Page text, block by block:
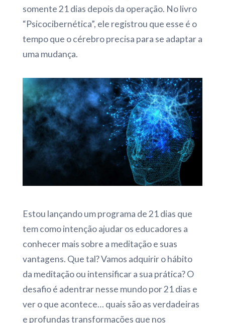
somente 21 dias depois da operação. No livro
“Psicocibernética”, ele registrou que esse é o
tempo que o cérebro precisa para se adaptar a
uma mudança.
Estou lançando um programa de 21 dias que
tem como intenção ajudar os educadores a
conhecer mais sobre a meditação e suas
vantagens. Que tal? Vamos adquirir o hábito
da meditação ou intensificar a sua prática? O
desafio é adentrar nesse mundo por 21 dias e
ver o que acontece… quais são as verdadeiras
e profundas transformações que nos